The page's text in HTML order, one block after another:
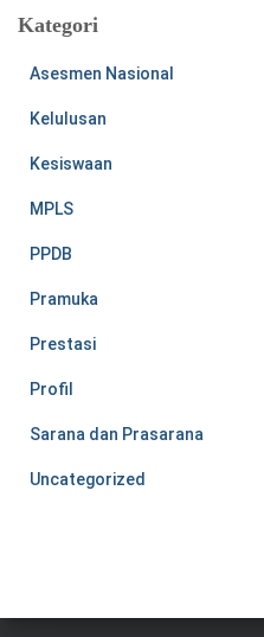
Kategori
Asesmen Nasional
Kelulusan
Kesiswaan
MPLS
PPDB
Pramuka
Prestasi
Profil
Sarana dan Prasarana
Uncategorized